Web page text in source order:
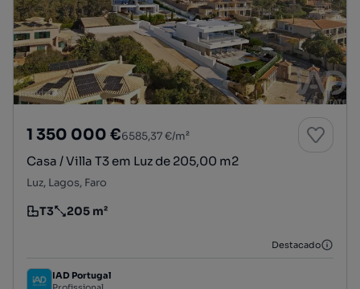
1 350 000 €6585,37 €/m²
Casa / Villa T3 em Luz de 205,00 m2
Luz, Lagos, Faro
Tipologia
T3
Preço por metro quadrado
205 m²
Destacado
IAD Portugal